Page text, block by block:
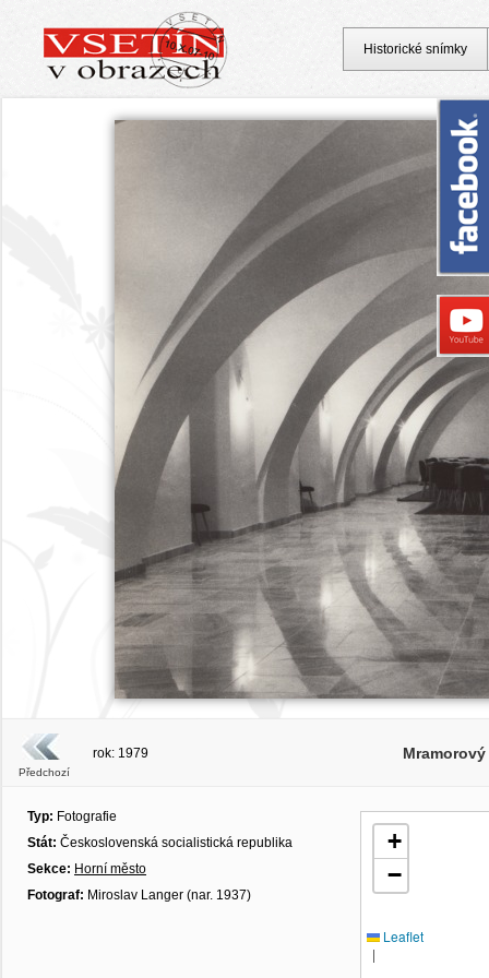
Předchozí
rok: 1979
Typ: Fotografie
Stát: Československá socialistická republika
Sekce: Horní město
Fotograf: Miroslav Langer (nar. 1937)
+
−
Leaflet
|
Historické snímky